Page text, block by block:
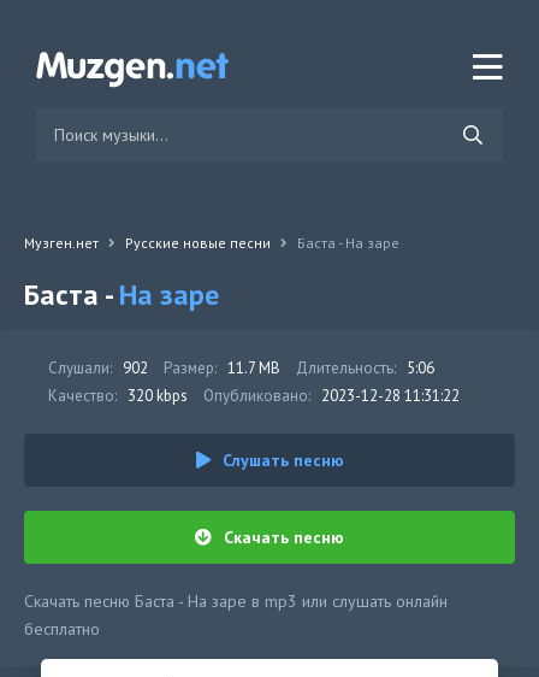
Музген.нет Русские новые песни Баста - На заре
Баста -На заре
Слушали: 902 Размер: 11.7 MB Длительность: 5:06
Качество: 320 kbps Опубликовано: 2023-12-28 11:31:22
Слушать песню
Скачать песню
Скачать песню Баста - На заре в mp3 или слушать онлайн
бесплатно